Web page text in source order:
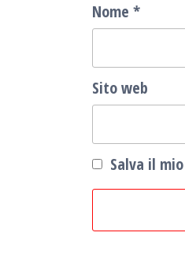
Nome *
Sito web
Salva il